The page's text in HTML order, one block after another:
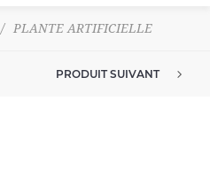
/ PLANTE ARTIFICIELLE
PRODUIT SUIVANT